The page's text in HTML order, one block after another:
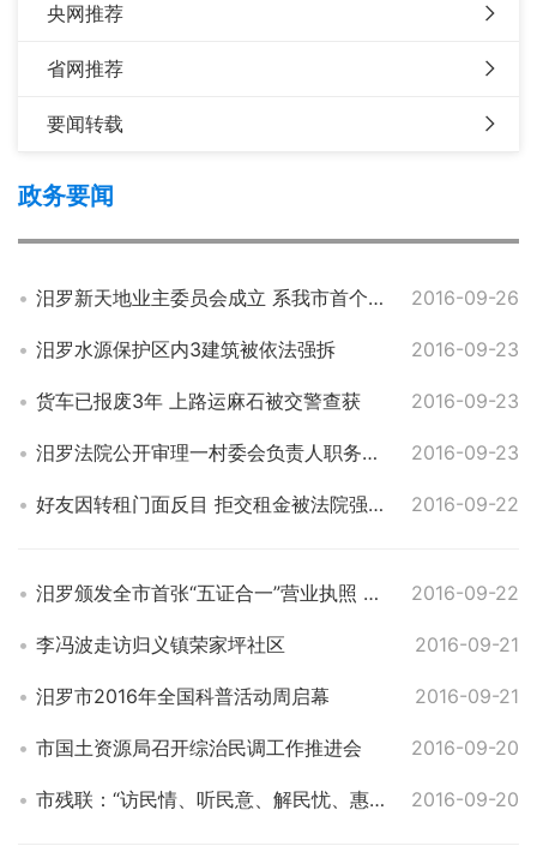
央网推荐
省网推荐
要闻转载
政务要闻
汨罗新天地业主委员会成立 系我市首个手续健全的业委会 2016-09-26
汨罗水源保护区内3建筑被依法强拆 2016-09-23
货车已报废3年 上路运麻石被交警查获 2016-09-23
汨罗法院公开审理一村委会负责人职务犯罪案件 2016-09-23
好友因转租门面反目 拒交租金被法院强制搬迁 2016-09-22
汨罗颁发全市首张“五证合一”营业执照 旧证2018年1月1日后失效 2016-09-22
李冯波走访归义镇荣家坪社区 2016-09-21
汨罗市2016年全国科普活动周启幕 2016-09-21
市国土资源局召开综治民调工作推进会 2016-09-20
市残联：“访民情、听民意、解民忧、惠民生”走访活动启动 2016-09-20